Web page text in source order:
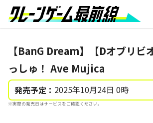
【BanG Dream】【Dオブリビ
っしゅ！ Ave Mujica
発売予定： 2025年10月24日 0時
※実際の発売日はサービスをご確認ください。